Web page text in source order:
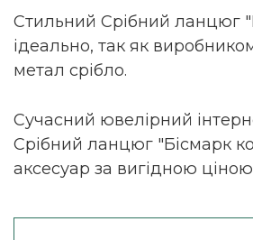
Стильний Срібний ланцюг
ідеально, так як
метал срібло.
Сучасний ювелірний
Срібний ланцюг "Бісмарк
аксесуар за вигідною